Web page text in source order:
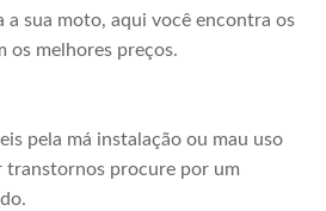
a sua moto, aqui você encontra os
os melhores preços.
pela má instalação ou mau uso
procure por um